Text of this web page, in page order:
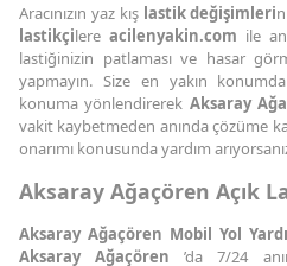
Aracınızın yaz kış lastik değişimleri
lastikçilere acilenyakin.com ile
lastiğinizin patlaması ve hasar
yapmayın. Size en yakın
konuma yönlendirerek Aksaray
vakit kaybetmeden anında çözüme
onarımı konusunda yardım
Aksaray Ağaçören Açık
Aksaray Ağaçören Mobil Yol
Aksaray Ağaçören’da 7/24